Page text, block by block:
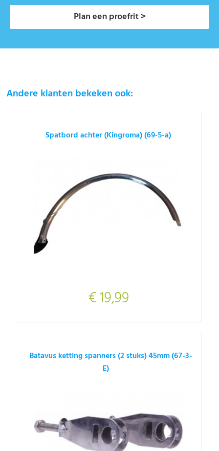
Plan een proefrit >
Andere klanten bekeken ook:
Spatbord achter (Kingroma) (69-5-a)
€ 19,99
Batavus ketting spanners (2 stuks) 45mm (67-3-
E)